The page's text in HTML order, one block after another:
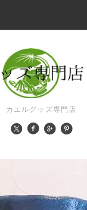
カエルグッズ専門店